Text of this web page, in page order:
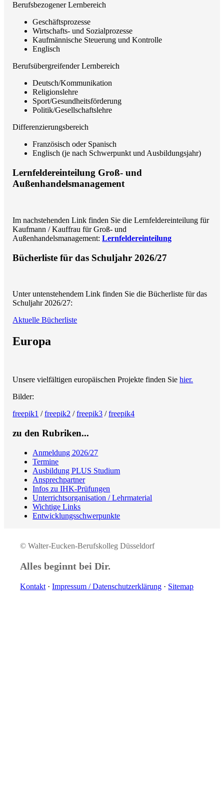
Berufsbezogener Lernbereich
Geschäftsprozesse
Wirtschafts- und Sozialprozesse
Kaufmännische Steuerung und Kontrolle
Englisch
Berufsübergreifender Lernbereich
Deutsch/Kommunikation
Religionslehre
Sport/Gesundheitsförderung
Politik/Gesellschaftslehre
Differenzierungsbereich
Französisch oder Spanisch
Englisch (je nach Schwerpunkt und Ausbildungsjahr)
Lernfeldereinteilung Groß- und
Außenhandelsmanagement
Im nachstehenden Link finden Sie die Lernfeldereinteilung für
Kaufmann / Kauffrau für Groß- und
Außenhandelsmanagement: Lernfeldereinteilung
Bücherliste für das Schuljahr 2026/27
Unter untenstehendem Link finden Sie die Bücherliste für das
Schuljahr 2026/27:
Aktuelle Bücherliste
Europa
Unsere vielfältigen europäischen Projekte finden Siehier.
Bilder:
freepik1 /freepik2 /freepik3 /freepik4
zu den Rubriken...
Anmeldung 2026/27
Termine
Ausbildung PLUS Studium
Ansprechpartner
Infos zu IHK-Prüfungen
Unterrichtsorganisation / Lehrmaterial
Wichtige Links
Entwicklungsschwerpunkte
© Walter-Eucken-Berufskolleg Düsseldorf
Alles beginnt bei Dir.
Kontakt ·Impressum / Daten­schutz­erklärung · Sitemap